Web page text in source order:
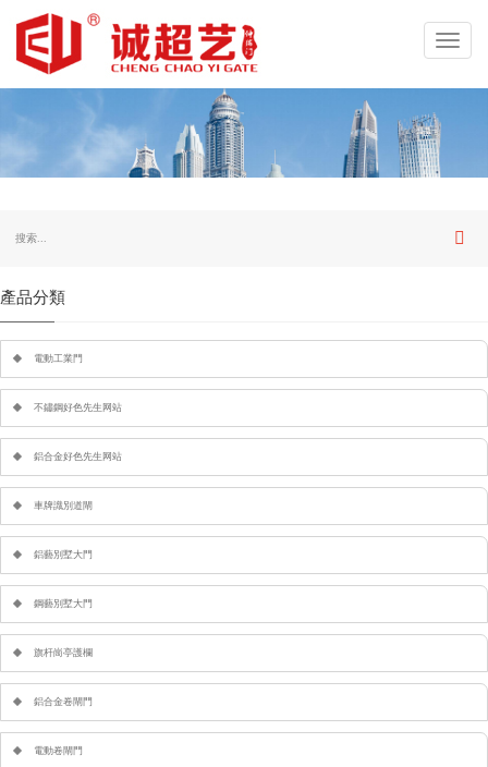
產品分類
電動工業門
不鏽鋼好色先生网站
鋁合金好色先生网站
車牌識別道閘
鋁藝別墅大門
鋼藝別墅大門
旗杆崗亭護欄
鋁合金卷閘門
電動卷閘門